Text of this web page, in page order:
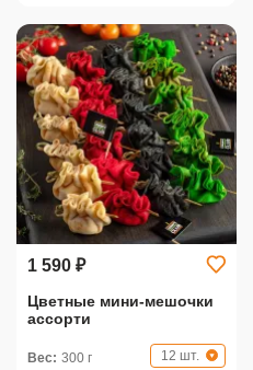
1 590 ₽
Цветные мини-мешочки
ассорти
Вес: 300 г 12 шт.